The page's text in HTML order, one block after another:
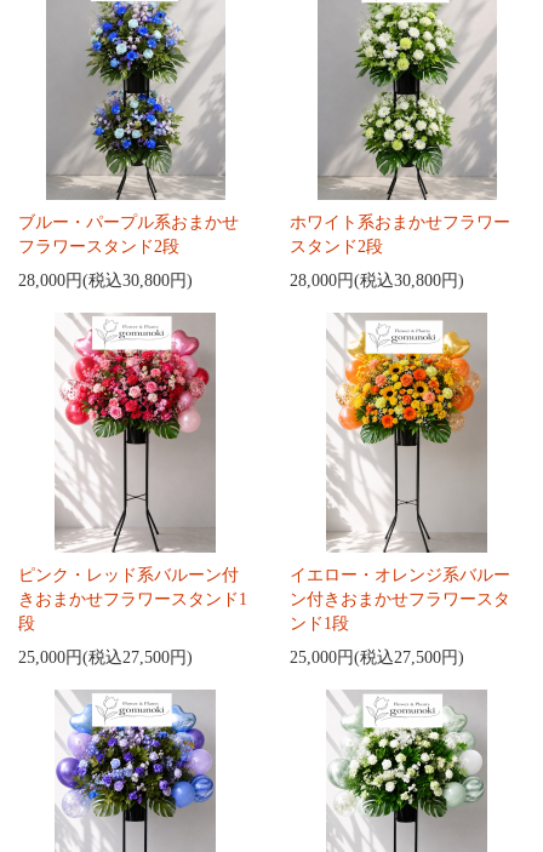
ブルー・パープル系おまかせ
フラワースタンド2段
28,000円(税込30,800円)
ホワイト系おまかせフラワー
スタンド2段
28,000円(税込30,800円)
ピンク・レッド系バルーン付
きおまかせフラワースタンド1
段
25,000円(税込27,500円)
イエロー・オレンジ系バルー
ン付きおまかせフラワースタ
ンド1段
25,000円(税込27,500円)